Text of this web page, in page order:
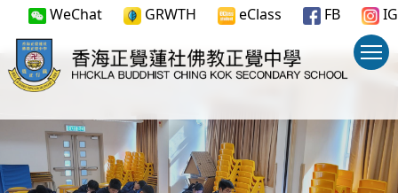
WeChat GRWTH eClass FB IG